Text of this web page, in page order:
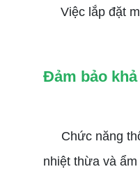
Việc lắp đặt
Đảm bảo
Chức năng
nhiệt thừa và